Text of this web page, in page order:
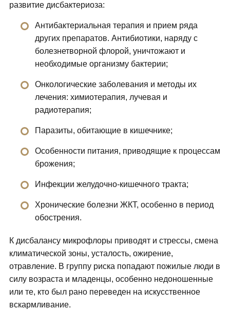
развитие дисбактериоза:
Антибактериальная терапия и прием ряда
других препаратов. Антибиотики, наряду с
болезнетворной флорой, уничтожают и
необходимые организму бактерии;
Онкологические заболевания и методы их
лечения: химиотерапия, лучевая и
радиотерапия;
Паразиты, обитающие в кишечнике;
Особенности питания, приводящие к процессам
брожения;
Инфекции желудочно-кишечного тракта;
Хронические болезни ЖКТ, особенно в период
обострения.
К дисбалансу микрофлоры приводят и стрессы, смена
климатической зоны, усталость, ожирение,
отравление. В группу риска попадают пожилые люди в
силу возраста и младенцы, особенно недоношенные
или те, кто был рано переведен на искусственное
вскармливание.